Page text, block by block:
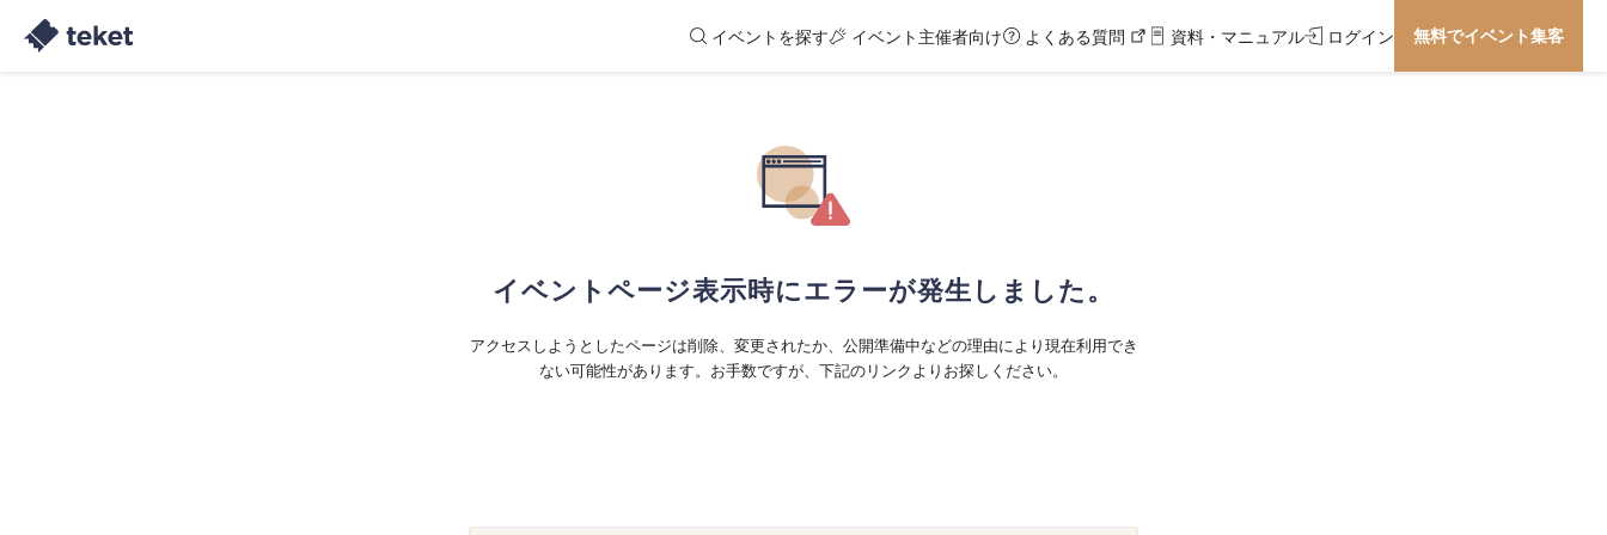
イベントを探す イベント主催者向け よくある質問 資料・マニュアル ログイン 無料でイベント集客
イベントページ表示時にエラーが発生しました。
アクセスしようとしたページは削除、変更されたか、公開準備中などの理由により現在利用でき
ない可能性があります。お手数ですが、下記のリンクよりお探しください。